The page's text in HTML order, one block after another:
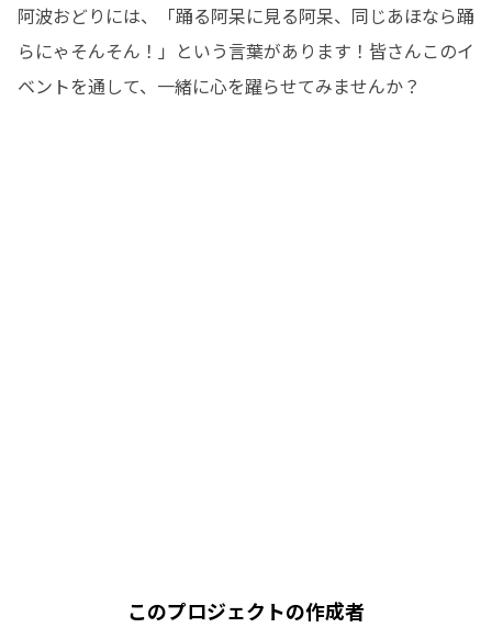
阿波おどりには、「踊る阿呆に見る阿呆、同じあほなら踊
らにゃそんそん！」という言葉があります！皆さんこのイ
ベントを通して、一緒に心を躍らせてみませんか？
このプロジェクトの作成者